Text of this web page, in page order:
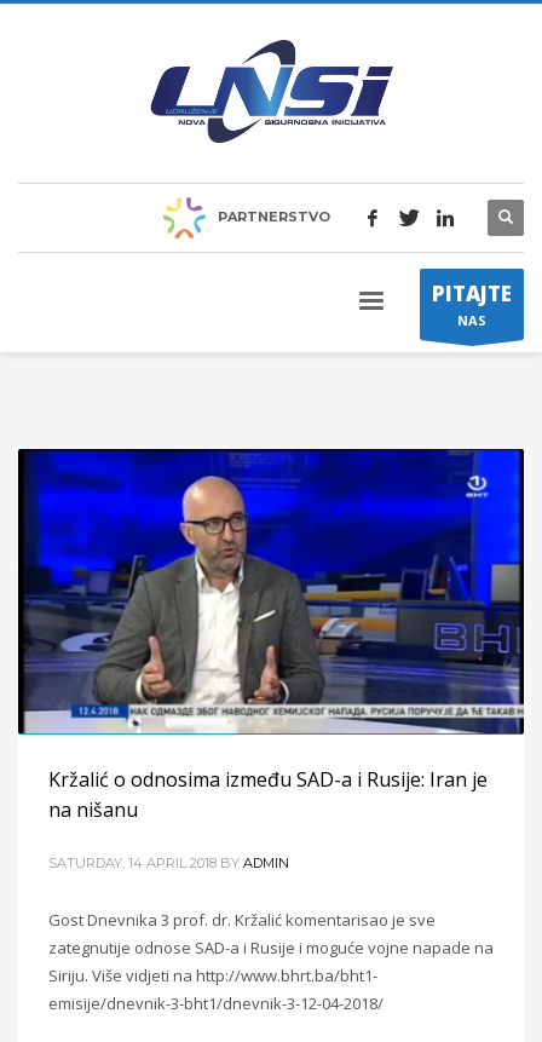
PARTNERSTVO
PITAJTE
NAS
Kržalić o odnosima između SAD-a i Rusije: Iran je
na nišanu
SATURDAY, 14 APRIL 2018 BY ADMIN
Gost Dnevnika 3 prof. dr. Kržalić komentarisao je sve
zategnutije odnose SAD-a i Rusije i moguće vojne napade na
Siriju. Više vidjeti na http://www.bhrt.ba/bht1-
emisije/dnevnik-3-bht1/dnevnik-3-12-04-2018/